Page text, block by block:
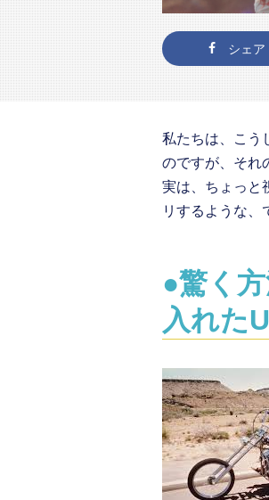
シェア
私たちは、こう
のですが、それ
実は、ちょっと
リするような
●驚く
入れた